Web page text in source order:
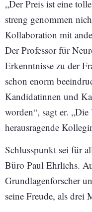
„Der Preis ist eine
streng genommen
Kollaboration mit
Der Professor für
Erkenntnisse zu der
schon enorm
Kandidatinnen und
worden“, sagt er.
herausragende
Schlusspunkt sei für
Büro Paul Ehrlichs.
Grundlagenforscher
seine Freude, als drei